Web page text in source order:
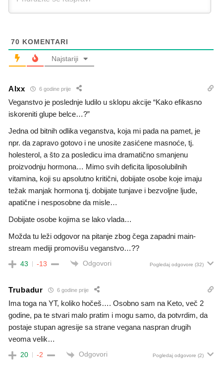
70 KOMENTARI
Najstariji
Alxx 6 godine prije
Veganstvo je poslednje ludilo u sklopu akcije “Kako efikasno
iskoreniti glupe belce…?”
Jedna od bitnih odlika veganstva, koja mi pada na pamet, je
npr. da zapravo gotovo i ne unosite zasićene masnoće, tj.
holesterol, a što za posledicu ima dramatično smanjenu
proizvodnju hormona… Mimo svih deficita liposolubilnih
vitamina, koji su apsolutno kritični, dobijate osobe koje imaju
težak manjak hormona tj. dobijate tunjave i bezvoljne ljude,
apatične i nesposobne da misle…
Dobijate osobe kojima se lako vlada…
Možda tu leži odgovor na pitanje zbog čega zapadni main-
stream mediji promovišu veganstvo…??
43 -13 Odgovori Pogledaj odgovore (32)
Trubadur 6 godine prije
Ima toga na YT, koliko hočeš…. Osobno sam na Keto, več 2
godine, pa te stvari malo pratim i mogu samo, da potvrdim, da
postaje stupan agresije sa strane vegana naspran drugih
veoma velik…
20 -2 Odgovori Pogledaj odgovore (2)